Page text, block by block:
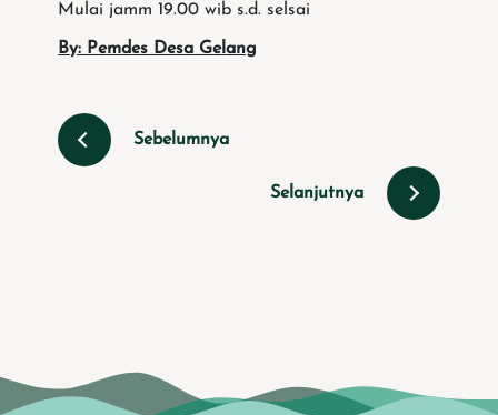
Mulai jamm 19.00 wib s.d. selsai
By: Pemdes Desa Gelang
Sebelumnya
Selanjutnya